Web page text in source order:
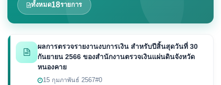
ทั้งหมด18รายการ
ผลการตรวจรายงานงบการเงิน สำหรับปีสิ้นสุดวันที่ 30
กันยายน 2566 ของสำนักงานตรวจเงินแผ่นดินจังหวัด
หนองคาย
15 กุมภาพันธ์ 2567#0